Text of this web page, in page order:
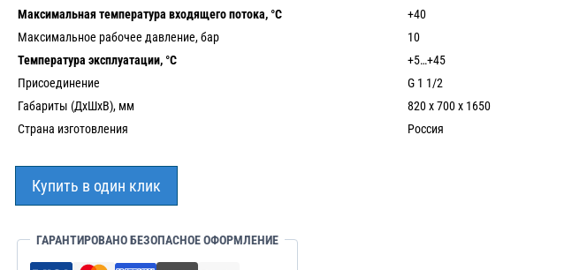
Максимальная температура входящего потока, °С
+40
Максимальное рабочее давление, бар
10
Температура эксплуатации, °С
+5…+45
Присоединение
G 1 1/2
Габариты (ДхШхВ), мм
820 х 700 х 1650
Страна изготовления
Россия
Купить в один клик
ГАРАНТИРОВАНО БЕЗОПАСНОЕ ОФОРМЛЕНИЕ